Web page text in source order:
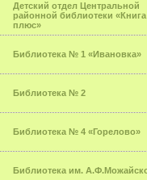
Детский отдел Центральной
районной библиотеки «Книга
плюс»
Библиотека № 1 «Ивановка»
Библиотека № 2
Библиотека № 4 «Горелово»
Библиотека им.